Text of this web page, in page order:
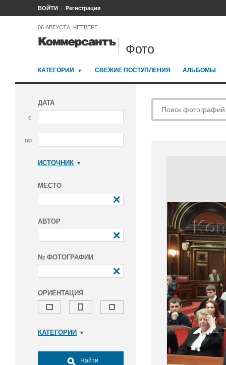
ВОЙТИ Регистрация
06 АВГУСТА, ЧЕТВЕРГ
Фото
КАТЕГОРИИ СВЕЖИЕ ПОСТУПЛЕНИЯ АЛЬБОМЫ
ДАТА
с
по
ИСТОЧНИК
МЕСТО
АВТОР
№ ФОТОГРАФИИ
ОРИЕНТАЦИЯ
КАТЕГОРИИ
Досуг, туризм и отдых
Найти